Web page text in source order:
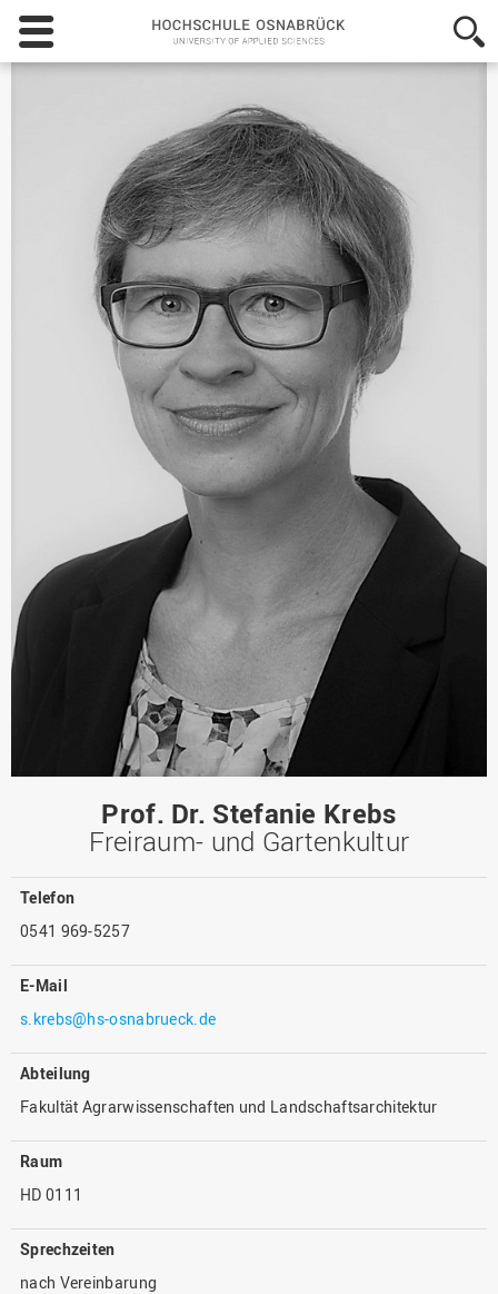
Hochschule
Osnabrück
-
Prof. Dr. Stefanie Krebs
Freiraum- und Gartenkultur
Telefon
0541 969-5257
E-Mail
s.krebs@hs-osnabrueck.de
Abteilung
Fakultät Agrarwissenschaften und Landschaftsarchitektur
Raum
HD 0111
Sprechzeiten
nach Vereinbarung